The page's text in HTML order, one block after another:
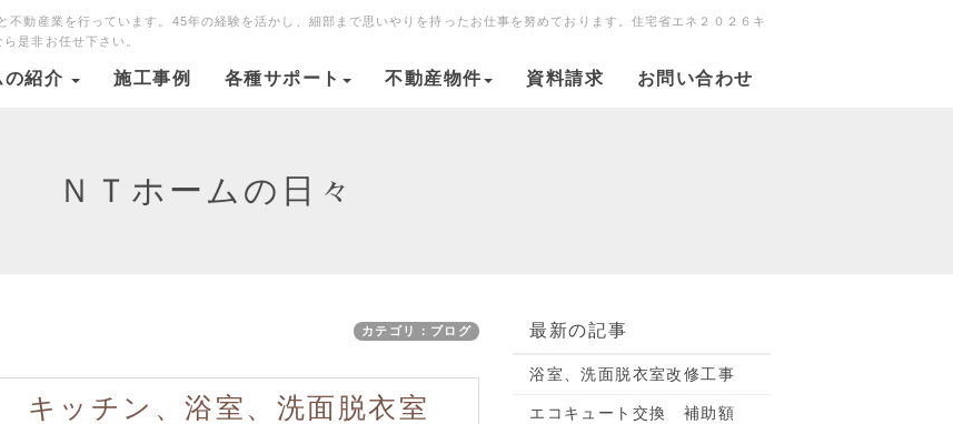
動産業を行っています。45年の経験を活かし、細部まで思いやりを持ったお仕事を努めております。住宅省エネ２０２６キ
是非お任せ下さい。
の紹介 施工事例 各種サポート 不動産物件 資料請求 お問い合わせ
ＮＴホームの日々
カテゴリ：ブログ
ッチン、浴室、洗面脱衣室
最新の記事
浴室、洗面脱衣室改修工事
エコキュート交換 補助額